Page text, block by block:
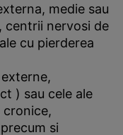
medie sau
centrii nervosi de
cu pierderea
) sau cele ale
cronice,
si